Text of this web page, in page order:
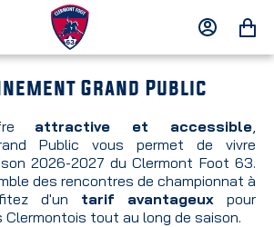
MON MON
Grand Public
attractive et accessible,
Public vous permet de vivre
2026-2027 du Clermont Foot 63.
des rencontres de championnat à
d'un tarif avantageux pour
Clermontois tout au long de saison.